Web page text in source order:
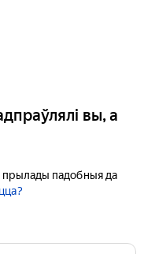
вы, а
прылады падобныя да